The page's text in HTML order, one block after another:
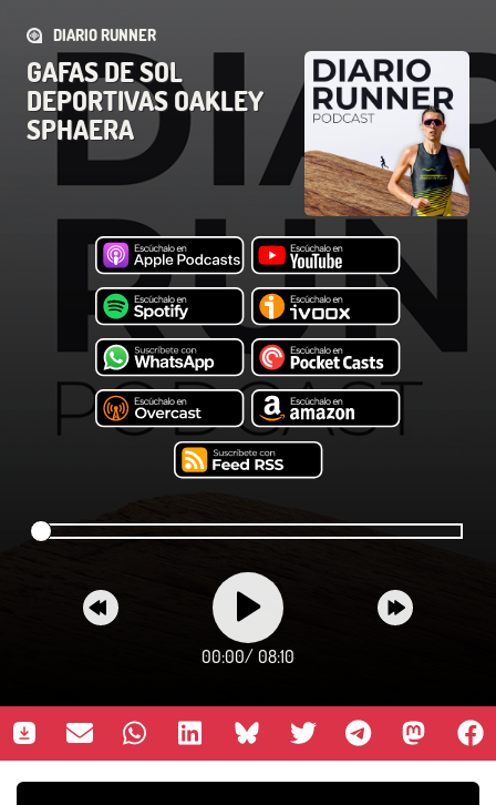
DIARIO RUNNER
GAFAS DE SOL
DEPORTIVAS OAKLEY
SPHAERA
00:00/ 08:10